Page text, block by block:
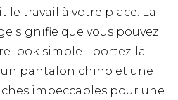
le travail à votre place. La
signifie que vous pouvez
look simple - portez-la
pantalon chino et une
impeccables pour une